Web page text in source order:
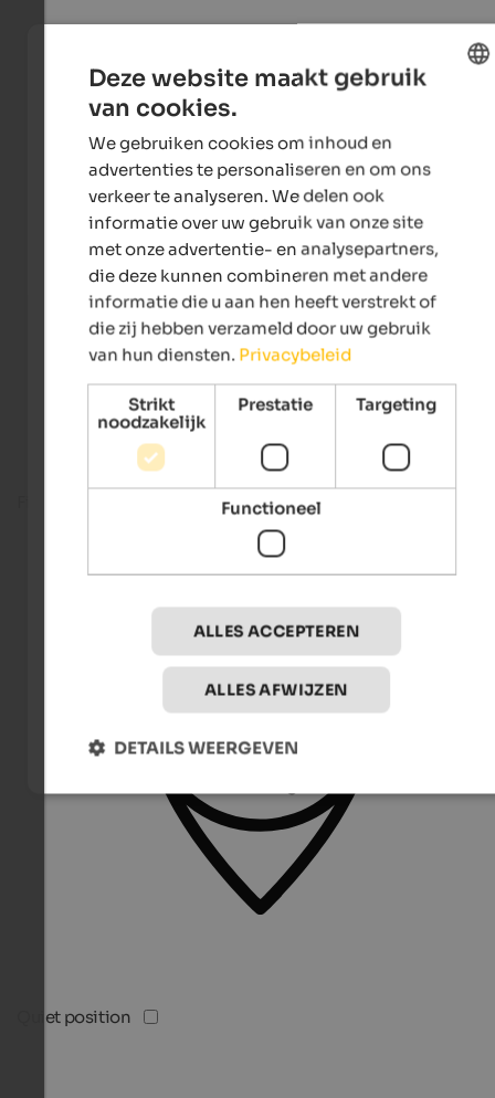
Quiet position
Deze website maakt gebruik
van cookies.
We gebruiken cookies om inhoud en
advertenties te personaliseren en om ons
verkeer te analyseren. We delen ook
informatie over uw gebruik van onze site
met onze advertentie- en analysepartners,
die deze kunnen combineren met andere
informatie die u aan hen heeft verstrekt of
die zij hebben verzameld door uw gebruik
van hun diensten. Privacybeleid
Strikt
noodzakelijk
Prestatie Targeting
Functioneel
ALLES ACCEPTEREN
ALLES AFWIJZEN
DETAILS WEERGEVEN